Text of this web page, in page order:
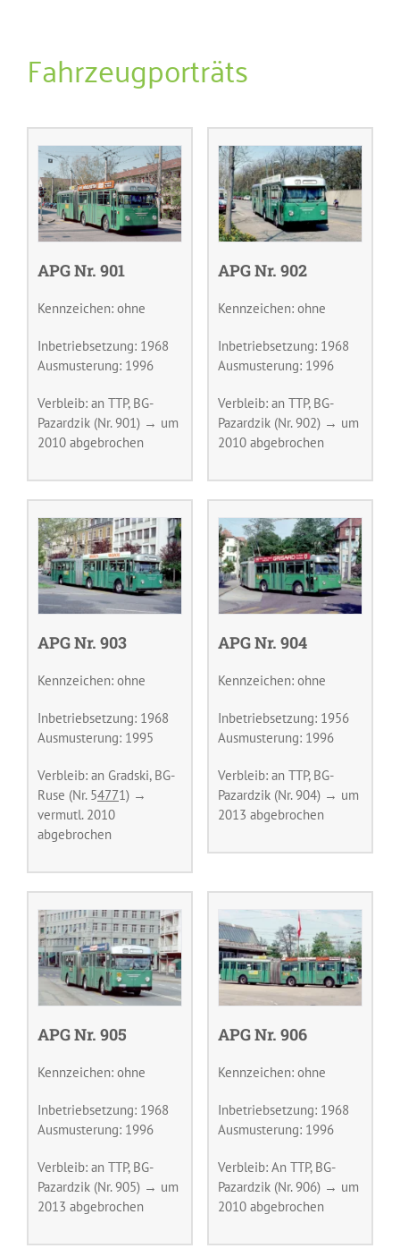
Fahrzeugporträts
APG Nr. 901
Kennzeichen: ohne
Inbetriebsetzung: 1968
Ausmusterung: 1996
Verbleib: an TTP, BG-
Pazardzik (Nr. 901) → um
2010 abgebrochen
APG Nr. 902
Kennzeichen: ohne
Inbetriebsetzung: 1968
Ausmusterung: 1996
Verbleib: an TTP, BG-
Pazardzik (Nr. 902) → um
2010 abgebrochen
APG Nr. 903
Kennzeichen: ohne
Inbetriebsetzung: 1968
Ausmusterung: 1995
Verbleib: an Gradski, BG-
Ruse (Nr. 54771) →
vermutl. 2010
abgebrochen
APG Nr. 904
Kennzeichen: ohne
Inbetriebsetzung: 1956
Ausmusterung: 1996
Verbleib: an TTP, BG-
Pazardzik (Nr. 904) → um
2013 abgebrochen
APG Nr. 905
Kennzeichen: ohne
Inbetriebsetzung: 1968
Ausmusterung: 1996
Verbleib: an TTP, BG-
Pazardzik (Nr. 905) → um
2013 abgebrochen
APG Nr. 906
Kennzeichen: ohne
Inbetriebsetzung: 1968
Ausmusterung: 1996
Verbleib: An TTP, BG-
Pazardzik (Nr. 906) → um
2010 abgebrochen